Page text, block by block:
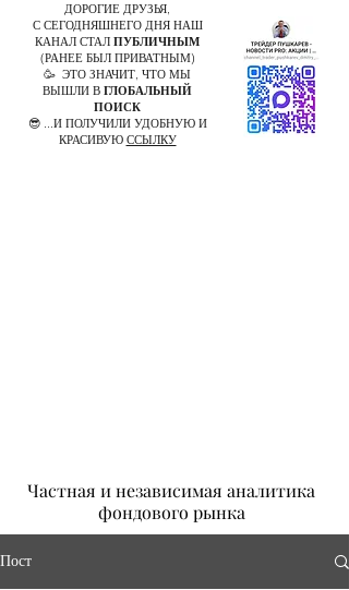
ДОРОГИЕ ДРУЗЬЯ,
С СЕГОДНЯШНЕГО ДНЯ НАШ
КАНАЛ СТАЛ ПУБЛИЧНЫМ
(РАНЕЕ БЫЛ ПРИВАТНЫМ)
🥳 ЭТО ЗНАЧИТ, ЧТО МЫ
ВЫШЛИ В ГЛОБАЛЬНЫЙ
ПОИСК
😎 ...И ПОЛУЧИЛИ УДОБНУЮ И
КРАСИВУЮ ССЫЛКУ
Частная и независимая аналитика
фондового рынка
Пост